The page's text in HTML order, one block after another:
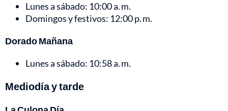
Lunes a sábado: 10:00 a. m.
Domingos y festivos: 12:00 p. m.
Dorado Mañana
Lunes a sábado: 10:58 a. m.
Mediodía y tarde